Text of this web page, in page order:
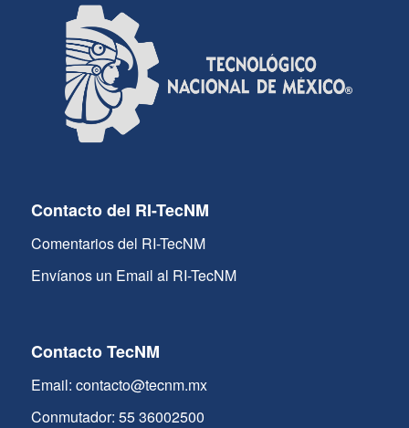
Contacto del RI-TecNM
Comentarios del RI-TecNM
Envíanos un Email al RI-TecNM
Contacto TecNM
Email: contacto@tecnm.mx
Conmutador: 55 36002500